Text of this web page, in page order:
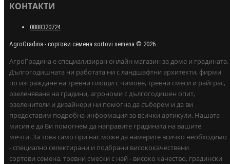
КОНТАКТИ
0888320724
AgroGradina - сортови семена sortovi semena © 2026
АгроГрадина е специализиран онлайн магазин за дома и градината.
Дългогодишната ни работата ни с ландшафтни архитекти, фирми
по изграждане на тревни площи с чимове, тревни смеси и райграс,
озеленяване на градини, агрономи с дългогодишен опит,
озеленители и дизайнери ни помогна да съберем и да ви
предоставим подробна информация за всички артикули. Нашата
мисия е да Ви помогнем да направите градината на вашите
мечти. За това само при нас може да намерите всичко необходимо
- специално селектирани и подбрани висококачествени
сортови семена, тревни смески с най - високо качество, градински